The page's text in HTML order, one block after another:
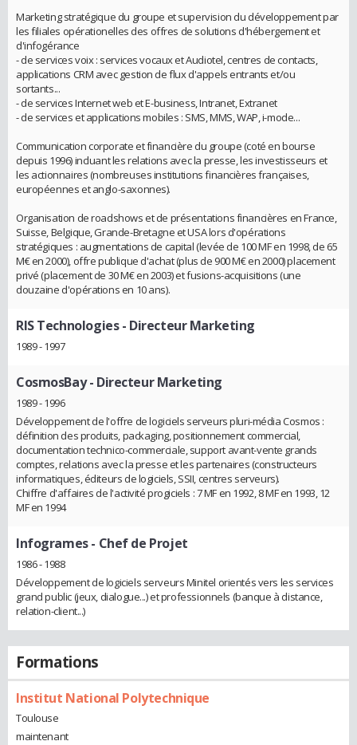
Marketing stratégique du groupe et supervision du développement par
les filiales opérationelles des offres de solutions d'hébergement et
d'infogérance
- de services voix : services vocaux et Audiotel, centres de contacts,
applications CRM avec gestion de flux d'appels entrants et/ou
sortants...
- de services Internet web et E-business, Intranet, Extranet
- de services et applications mobiles : SMS, MMS, WAP, i-mode...
Communication corporate et financière du groupe (coté en bourse
depuis 1996) incluant les relations avec la presse, les investisseurs et
les actionnaires (nombreuses institutions financières françaises,
européennes et anglo-saxonnes).
Organisation de roadshows et de présentations financières en France,
Suisse, Belgique, Grande-Bretagne et USA lors d'opérations
stratégiques : augmentations de capital (levée de 100 MF en 1998, de 65
M€ en 2000), offre publique d'achat (plus de 900 M€ en 2000) placement
privé (placement de 30 M€ en 2003) et fusions-acquisitions (une
douzaine d'opérations en 10 ans).
RIS Technologies- Directeur Marketing
1989 - 1997
CosmosBay- Directeur Marketing
1989 - 1996
Développement de l'offre de logiciels serveurs pluri-média Cosmos :
définition des produits, packaging, positionnement commercial,
documentation technico-commerciale, support avant-vente grands
comptes, relations avec la presse et les partenaires (constructeurs
informatiques, éditeurs de logiciels, SSII, centres serveurs).
Chiffre d'affaires de l'activité progiciels : 7 MF en 1992, 8 MF en 1993, 12
MF en 1994
Infogrames- Chef de Projet
1986 - 1988
Développement de logiciels serveurs Minitel orientés vers les services
grand public (jeux, dialogue...) et professionnels (banque à distance,
relation-client...)
Formations
Institut National Polytechnique
Toulouse
maintenant